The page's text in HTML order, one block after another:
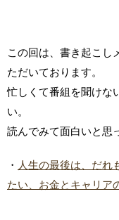
この回は、書き起こし
ただいております。
忙しくて番組を聞けな
い。
読んでみて面白いと思
・ 人生の最後は、だ
たい、お金とキャリア